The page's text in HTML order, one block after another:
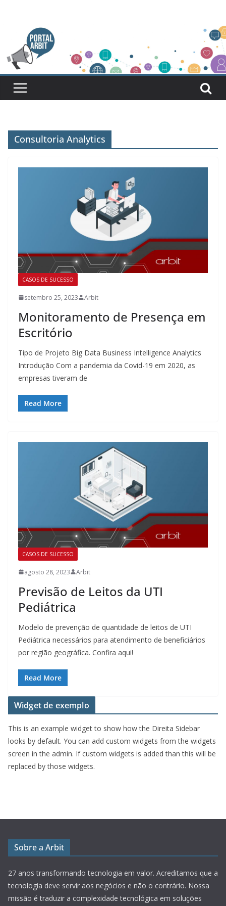
conteúdo
Consultoria Analytics
CASOS DE SUCESSO
setembro 25, 2023 Arbit
Monitoramento de Presença em
Escritório
Tipo de Projeto Big Data Business Intelligence Analytics
Introdução Com a pandemia da Covid-19 em 2020, as
empresas tiveram de
Read More
CASOS DE SUCESSO
agosto 28, 2023 Arbit
Previsão de Leitos da UTI
Pediátrica
Modelo de prevenção de quantidade de leitos de UTI
Pediátrica necessários para atendimento de beneficiários
por região geográfica. Confira aqui!
Read More
Widget de exemplo
This is an example widget to show how the Direita Sidebar
looks by default. You can add custom widgets from the widgets
screen in the admin. If custom widgets is added than this will be
replaced by those widgets.
Sobre a Arbit
27 anos transformando tecnologia em valor. Acreditamos que a
tecnologia deve servir aos negócios e não o contrário. Nossa
missão é traduzir a complexidade tecnológica em soluções